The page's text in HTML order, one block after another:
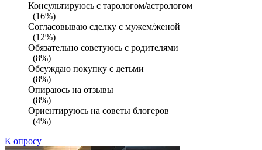
Консультируюсь с тарологом/астрологом
(16%)
Согласовываю сделку с мужем/женой
(12%)
Обязательно советуюсь с родителями
(8%)
Обсуждаю покупку с детьми
(8%)
Опираюсь на отзывы
(8%)
Ориентируюсь на советы блогеров
(4%)
К опросу